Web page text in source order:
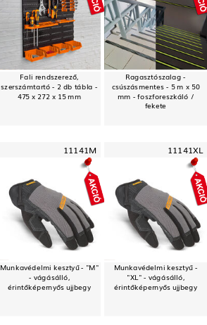
Fali rendszerező,
szerszámtartó - 2 db tábla -
475 x 272 x 15 mm
Ragasztószalag -
csúszásmentes - 5 m x 50
mm - foszforeszkáló /
fekete
11141M
Munkavédelmi kesztyű - "M"
- vágásálló,
érintőképernyős ujjbegy
11141XL
Munkavédelmi kesztyű -
"XL" - vágásálló,
érintőképernyős ujjbegy